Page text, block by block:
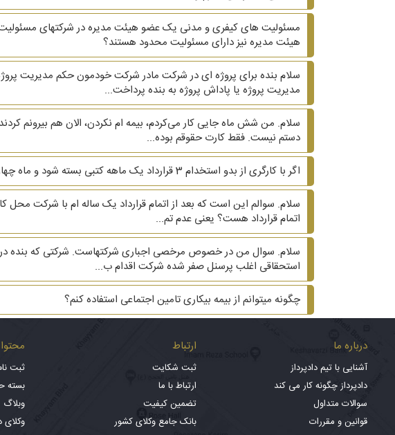
مسئولیت های کیفری و مدنی یک عضو هیئت مدیره در شرکتهای
هیئت مدیره نیز دارای مسئولیت محدود هستند؟
سلام بنده برای پروژه ای در شرکت مادر شرکت خودمون حکم مدیریت
مدیریت پروژه یا پاداش پروژه به بنده پرداخت...
سلام. من شش ماه جایی کار می‌کردم، بیمه ام نکردن، الان هم بیرونم
دستم نیست. فقط کارت حقوقم بوده...
اگر با کارگری از بدو استخدام 3 قرارداد یک ماهه کتبی بسته شود و ماه چهارم و پنجم قرارداد کتبی نباشد، آیا کارگر می‌تواند ادعای دائمی بودن کند؟
سلام. سوالم این است که بعد از اتمام قرارداد یک ساله ام با شرکت محل
اتمام قرارداد هست؟ یعنی عدم تم...
سلام. سوال من در خصوص مرخصی اجباری شرکتهاست. شرکتی که بنده در
استحقاقی اغلب پرسنل صفر شده شرکت اقدام ب...
چگونه میتوانم از بیمه بیکاری تامین اجتماعی استفاده کنم؟
درباره ما
آشنایی با تیم دادپرداز
دادپرداز چگونه کار می کند
سوالات متداول
قوانین و مقررات
ارتباط
ثبت شکایت
ارتباط با ما
تضمین کیفیت
بانک جامع وکلای کشور
محتوا
ثبت
بسته
وبلاگ
وکلای